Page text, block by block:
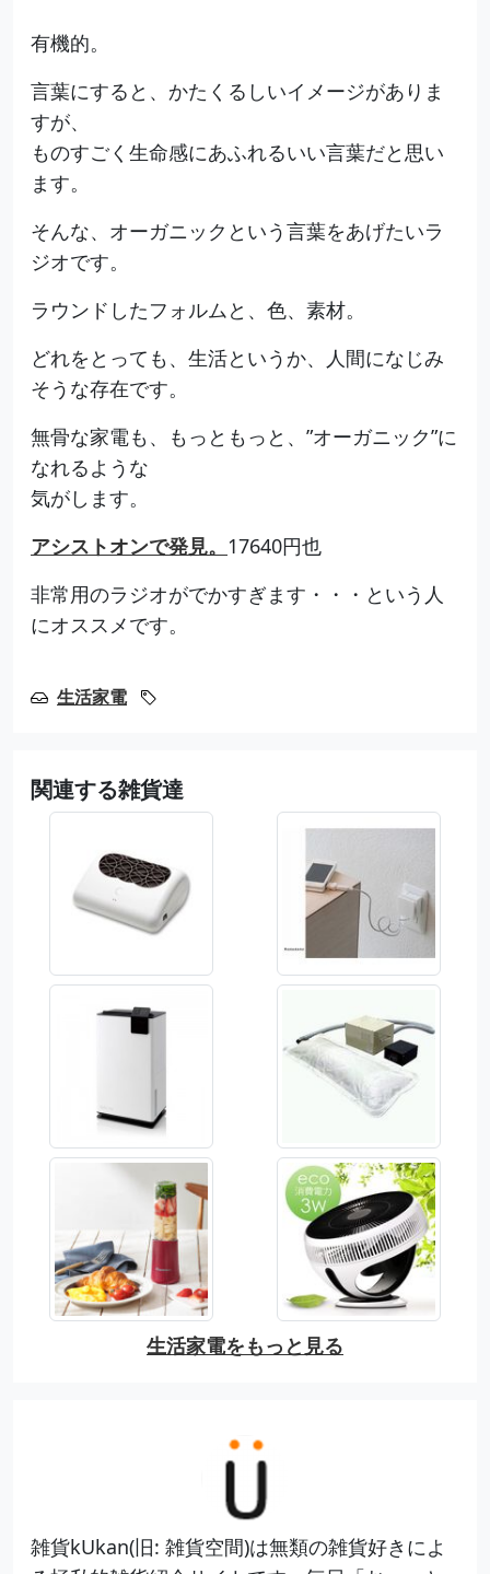
有機的。
言葉にすると、かたくるしいイメージがありま
すが、
ものすごく生命感にあふれるいい言葉だと思い
ます。
そんな、オーガニックという言葉をあげたいラ
ジオです。
ラウンドしたフォルムと、色、素材。
どれをとっても、生活というか、人間になじみ
そうな存在です。
無骨な家電も、もっともっと、”オーガニック”に
なれるような
気がします。
アシストオンで発見。 17640円也
非常用のラジオがでかすぎます・・・という人
にオススメです。
生活家電
関連する雑貨達
生活家電をもっと見る
雑貨kUkan(旧: 雑貨空間)は無類の雑貨好きによ